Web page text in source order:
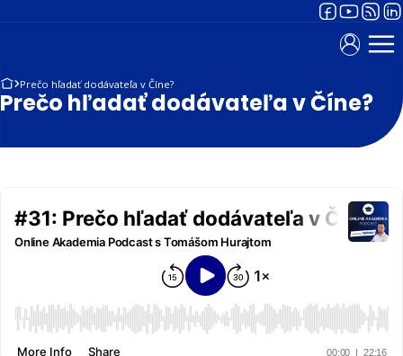
Prečo hľadať dodávateľa v Číne?
Prečo hľadať dodávateľa v Číne?